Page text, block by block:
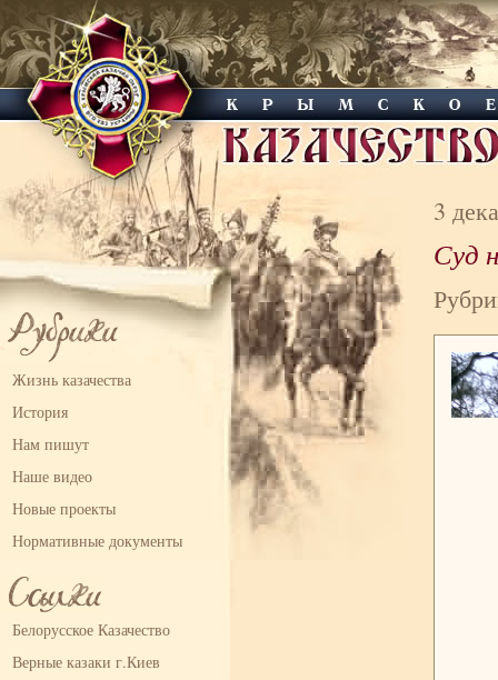
Жизнь казачества
История
Нам пишут
Наше видео
Новые проекты
Нормативные документы
Белорусское Казачество
Верные казаки г.Киев
3
Суд